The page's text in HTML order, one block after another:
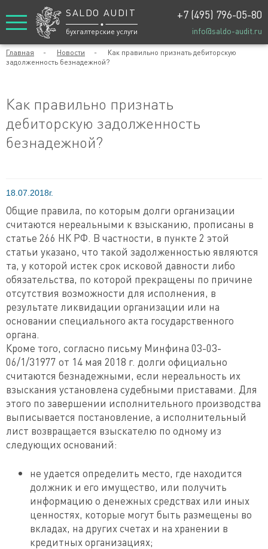
SALDO AUDIT
бухгалтерские услуги
+7 (495) 796-05-80
info@saldo-audit.ru
Главная - Новости -
Как правильно признать дебиторскую
задолженность безнадежной?
Как правильно признать
дебиторскую задолженность
безнадежной?
18.07.2018г.
Общие правила, по которым долги организации
считаются нереальными к взысканию, прописаны в
статье 266 НК РФ. В частности, в пункте 2 этой
статьи указано, что такой задолженностью являются
та, у которой истек срок исковой давности либо
обязательства, по которой прекращены по причине
отсутствия возможности для исполнения, в
результате ликвидации организации или на
основании специального акта государственного
органа.
Кроме того, согласно письму Минфина 03-03-
06/1/31977 от 14 мая 2018 г. долги официально
считаются безнадежными, если нереальность их
взыскания установлена судебными приставами. Для
этого по завершении исполнительного производства
выписывается постановление, а исполнительный
лист возвращается взыскателю по одному из
следующих оснований:
не удается определить место, где находится
должник и его имущество, или получить
информацию о денежных средствах или иных
ценностях, которые могут быть размещены во
вкладах, на других счетах и на хранении в
кредитных организациях;